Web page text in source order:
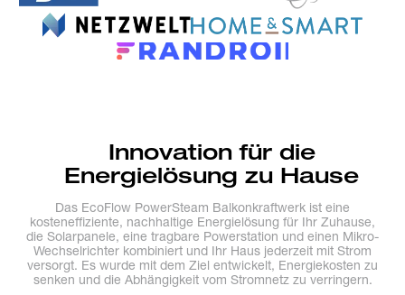
Innovation für die
Energielösung zu Hause
Das EcoFlow PowerSteam Balkonkraftwerk ist eine
kosteneffiziente, nachhaltige Energielösung für Ihr Zuhause,
die Solarpanele, eine tragbare Powerstation und einen Mikro-
Wechselrichter kombiniert und Ihr Haus jederzeit mit Strom
versorgt. Es wurde mit dem Ziel entwickelt, Energiekosten zu
senken und die Abhängigkeit vom Stromnetz zu verringern.